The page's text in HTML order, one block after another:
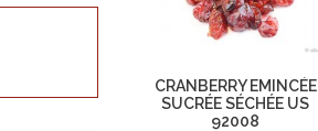
CRANBERRY EMINCÉE
SUCRÉE SÉCHÉE US
92008